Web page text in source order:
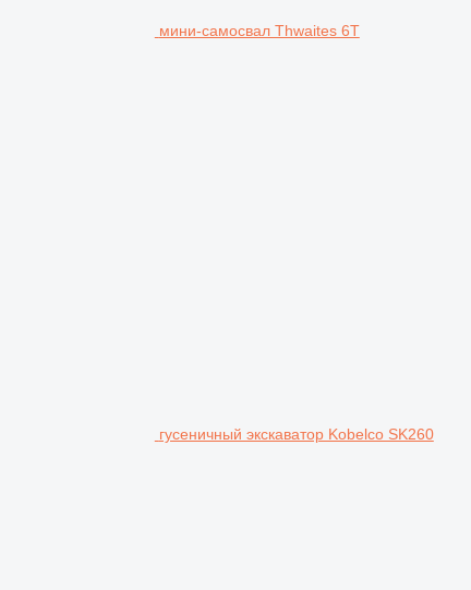
мини-самосвал Thwaites 6T
гусеничный экскаватор Kobelco SK260